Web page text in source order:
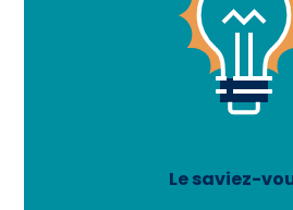
Le saviez-